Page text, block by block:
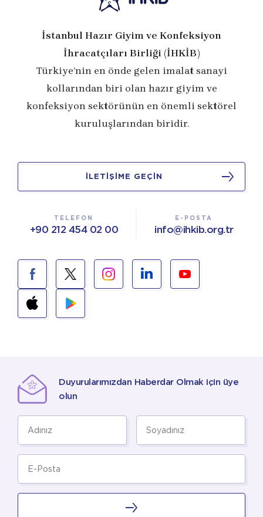
İstanbul Hazır Giyim ve Konfeksiyon
İhracatçıları Birliği (İHKİB)
Türkiye’nin en önde gelen imalat sanayi
kollarından biri olan hazır giyim ve
konfeksiyon sektörünün en önemli sektörel
kuruluşlarından biridir.
İLETİŞİME GEÇİN
TELEFON
+90 212 454 02 00
E-POSTA
info@ihkib.org.tr
Duyurularımızdan Haberdar Olmak için üye
olun